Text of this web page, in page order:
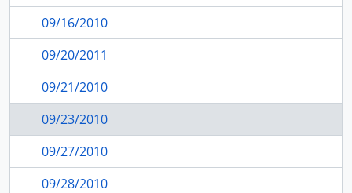
09/16/2010
09/20/2011
09/21/2010
09/23/2010
09/27/2010
09/28/2010